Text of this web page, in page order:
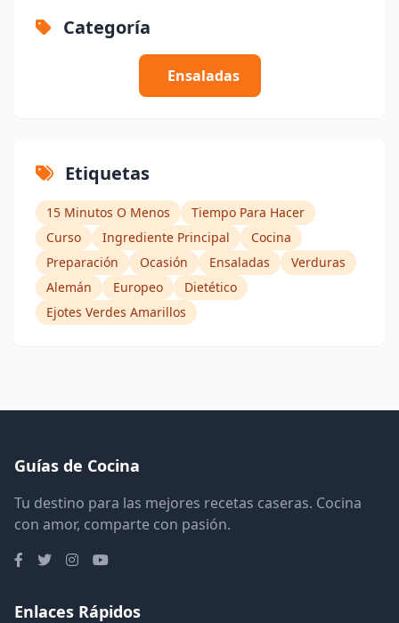
Categoría
Ensaladas
Etiquetas
15 Minutos O Menos
Tiempo Para Hacer
Curso
Ingrediente Principal
Cocina
Preparación
Ocasión Ensaladas
Verduras
Alemán
Europeo
Dietético
Ejotes Verdes Amarillos
Guías de Cocina
Tu destino para las mejores recetas caseras. Cocina
con amor, comparte con pasión.
Enlaces Rápidos